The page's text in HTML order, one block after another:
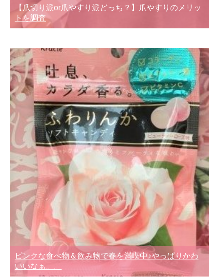
【爪切り派or爪やすり派どっち？】爪やすりのメリッ
トを調査
ピンクな食べ物＆飲み物で春を満喫中♪やっぱりかわ
いいなぁ。。